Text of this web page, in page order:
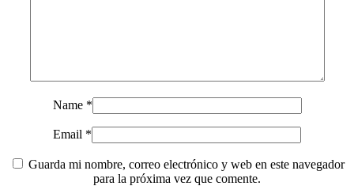
Name *
Email *
Guarda mi nombre, correo electrónico y web en este navegador
para la próxima vez que comente.